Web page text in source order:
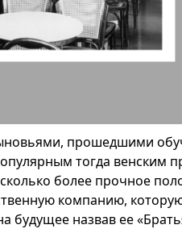
прошедшими
тогда венским
более прочное
компанию,
назвав ее